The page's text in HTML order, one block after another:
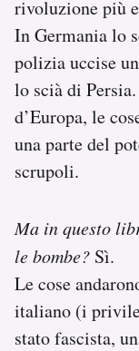
rivoluzione più
In Germania lo
polizia uccise
lo scià di
d’Europa, le
una parte del
scrupoli.
Ma in questo
le bombe? Sì.
Le cose
italiano (i
stato fascista,